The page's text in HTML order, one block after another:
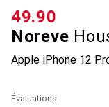
Noreve
Apple iPhone 12
CHF
49.90
Évaluations